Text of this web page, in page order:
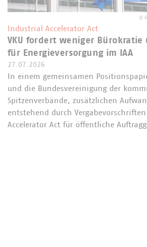
©
Industrial Accelerator Act
VKU fordert weniger Bürokratie
für Energieversorgung im IAA
27.07.2026
In einem gemeinsamen
und die Bundesvereinigung der
Spitzenverbände, zusätzlichen
entstehend durch
Accelerator Act für öffentliche